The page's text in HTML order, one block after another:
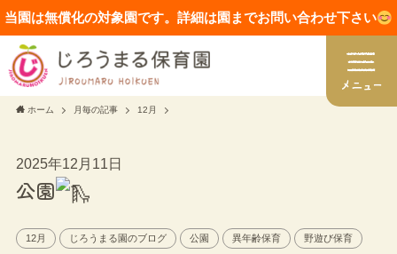
当園は無償化の対象園です。詳細は園までお問い合わせ下さい
ホーム 月毎の記事 12月
2025年12月11日
公園
12月 じろうまる園のブログ 公園 異年齢保育 野遊び保育